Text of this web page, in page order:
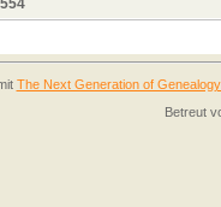
The Next Generation of
Betreut